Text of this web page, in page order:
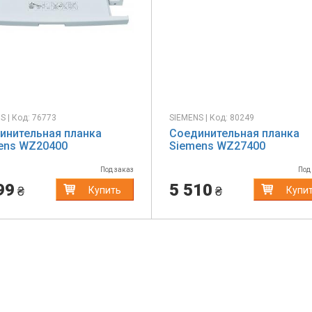
| Код: 76773
планка
WZ20400
Под заказ
₴ Купить
SIEMENS | Код: 80249
Соединительная планка
Siemens WZ27400
Под
5 510 ₴